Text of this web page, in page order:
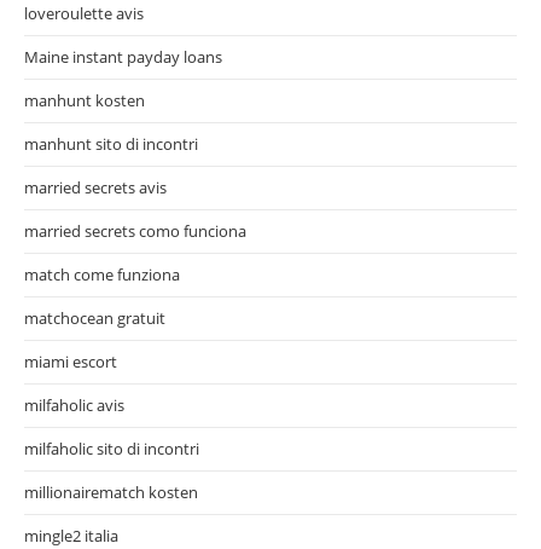
loveroulette avis
Maine instant payday loans
manhunt kosten
manhunt sito di incontri
married secrets avis
married secrets como funciona
match come funziona
matchocean gratuit
miami escort
milfaholic avis
milfaholic sito di incontri
millionairematch kosten
mingle2 italia